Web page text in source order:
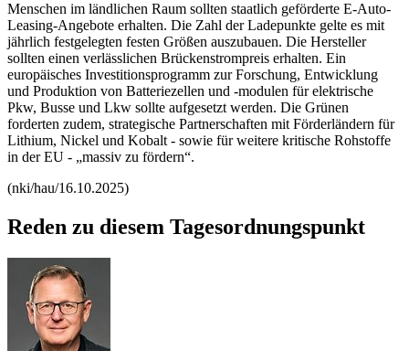
Menschen im ländlichen Raum sollten staatlich geförderte E-Auto-
Leasing-Angebote erhalten. Die Zahl der Ladepunkte gelte es mit
jährlich festgelegten festen Größen auszubauen. Die Hersteller
sollten einen verlässlichen Brückenstrompreis erhalten. Ein
europäisches Investitionsprogramm zur Forschung, Entwicklung
und Produktion von Batteriezellen und -modulen für elektrische
Pkw, Busse und Lkw sollte aufgesetzt werden. Die Grünen
forderten zudem, strategische Partnerschaften mit Förderländern für
Lithium, Nickel und Kobalt - sowie für weitere kritische Rohstoffe
in der EU - „massiv zu fördern“.
(nki/hau/16.10.2025)
Reden zu diesem Tagesordnungspunkt